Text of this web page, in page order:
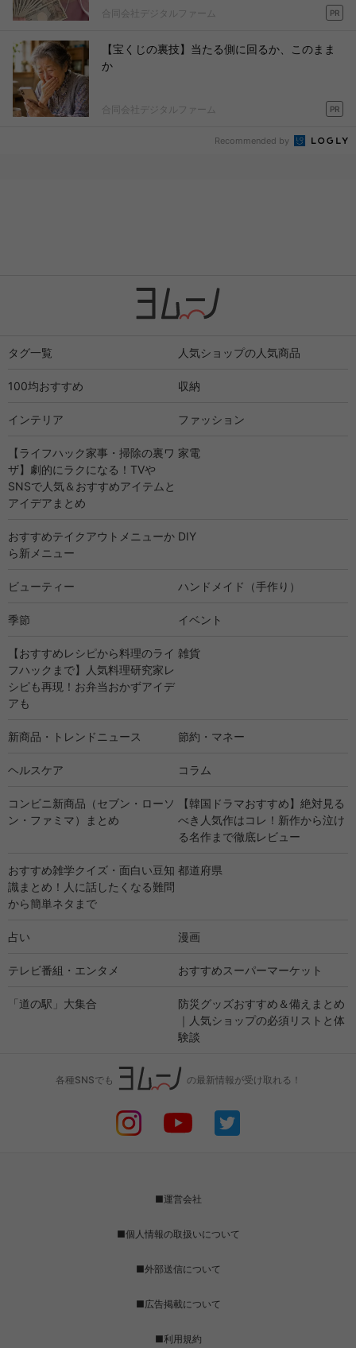
合同会社デジタルファーム PR
【宝くじの裏技】当たる側に回るか、このまま
か
合同会社デジタルファーム PR
Recommended by
タグ一覧 人気ショップの人気商品
100均おすすめ 収納
インテリア ファッション
【ライフハック家事・掃除の裏ワ
ザ】劇的にラクになる！TVや
SNSで人気＆おすすめアイテムと
アイデアまとめ
家電
おすすめテイクアウトメニューか
ら新メニュー
DIY
ビューティー ハンドメイド（手作り）
季節 イベント
【おすすめレシピから料理のライ
フハックまで】人気料理研究家レ
シピも再現！お弁当おかずアイデ
アも
雑貨
新商品・トレンドニュース 節約・マネー
ヘルスケア コラム
コンビニ新商品（セブン・ローソ
ン・ファミマ）まとめ
【韓国ドラマおすすめ】絶対見る
べき人気作はコレ！新作から泣け
る名作まで徹底レビュー
おすすめ雑学クイズ・面白い豆知
識まとめ！人に話したくなる難問
から簡単ネタまで
都道府県
占い 漫画
テレビ番組・エンタメ おすすめスーパーマーケット
「道の駅」大集合
防災グッズおすすめ＆備えまとめ
｜人気ショップの必須リストと体
験談
各種SNSでも の最新情報が受け取れる！
■運営会社
■個人情報の取扱いについて
■外部送信について
■広告掲載について
■利用規約